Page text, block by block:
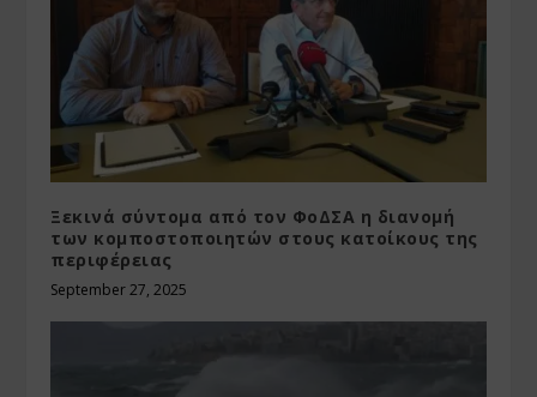
Ξεκινά σύντομα από τον ΦoΔΣΑ η διανομή
των κομποστοποιητών στους κατοίκους της
περιφέρειας
September 27, 2025